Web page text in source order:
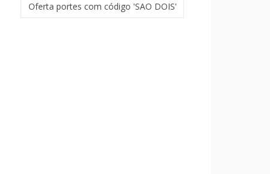
Oferta portes com código 'SAO DOIS'